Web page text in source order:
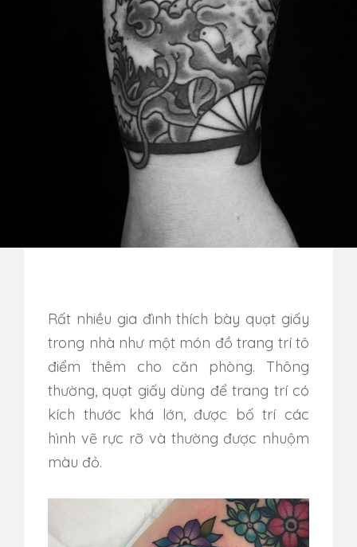
Rất nhiều gia đình thích bày quạt giấy
trong nhà như một món đồ trang trí tô
điểm thêm cho căn phòng. Thông
thường, quạt giấy dùng để trang trí có
kích thước khá lớn, được bố trí các
hình vẽ rực rỡ và thường được nhuộm
màu đỏ.